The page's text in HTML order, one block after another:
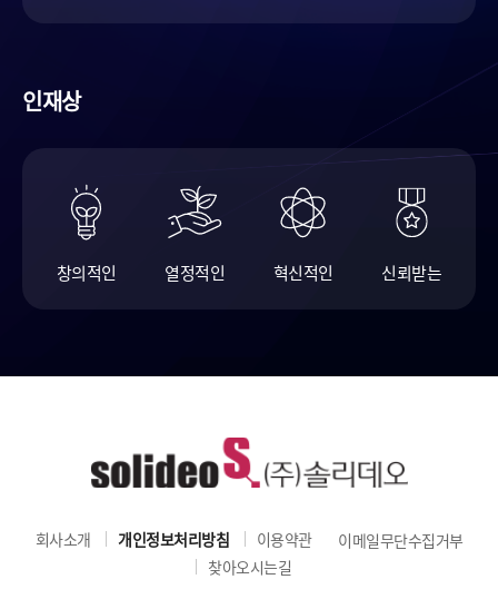
인재상
창의적인 열정적인 혁신적인 신뢰받는
회사소개 개인정보처리방침 이용약관
이메일무단수집거부
찾아오시는길